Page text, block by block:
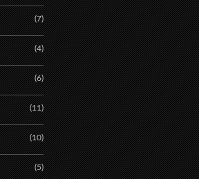
(7)
(4)
(6)
(11)
(10)
(5)